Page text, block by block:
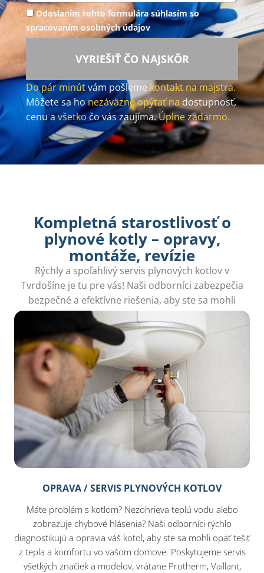
Odoslaním tohto formulára súhlasím so
spracovaním osobných údajov
VYRIEŠIŤ ČO NAJSKÔR
Do pár minútvám pošleme kontakt na majstra.
Môžete sa honezáväzne opýtať na dostupnosť,
cenu avšetkočo vás zaujíma.Úplne zadarmo.
Kompletná starostlivosť o
plynové kotly – opravy,
montáže, revízie
Rýchly a spoľahlivý servis plynových kotlov v
Tvrdošíne je tu pre vás! Naši odborníci zabezpečia
bezpečné a efektívne riešenia, aby ste sa mohli
tešiť z tepla vo vašom domove bez obáv.
OPRAVA / SERVIS PLYNOVÝCH KOTLOV
Máte problém s kotlom? Nezohrieva teplú vodu alebo
zobrazuje chybové hlásenia? Naši odborníci rýchlo
diagnostikujú a opravia váš kotol, aby ste sa mohli opäť tešiť
z tepla a komfortu vo vašom domove. Poskytujeme servis
všetkých značiek a modelov, vrátane Protherm, Vaillant,